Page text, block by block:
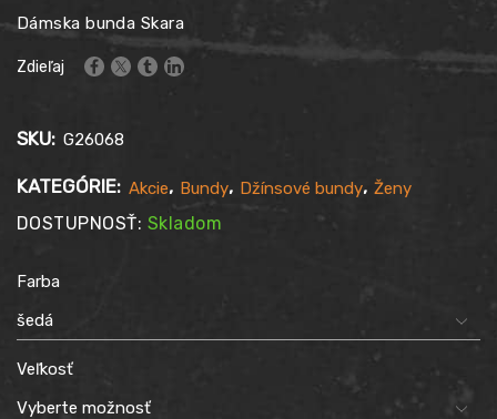
Dámska bunda Skara
Zdieľaj
SKU: G26068
KATEGÓRIE: Akcie, Bundy, Džínsové bundy, Ženy
DOSTUPNOSŤ: Skladom
Farba
Veľkosť